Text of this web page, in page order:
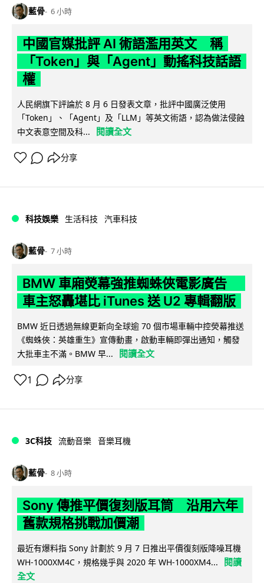
藍骨 6 小時
中國官媒批評 AI 術語濫用英文 稱
「Token」與「Agent」動搖科技話語
權
人民網旗下評論於 8 月 6 日發表文章，批評中國廣泛使用
「Token」、「Agent」及「LLM」等英文術語，認為做法侵蝕
中文表意空間及科...
閱讀全文
分享
科技娛樂 生活科技 汽車科技
藍骨 7 小時
BMW 車廂熒幕強推蜘蛛俠電影廣告
車主怒轟堪比 iTunes 送 U2 專輯翻版
BMW 近日透過無線更新向全球逾 70 個市場車輛中控熒幕推送
《蜘蛛俠：英雄重生》宣傳動畫，啟動車輛即彈出通知，觸發
大批車主不滿。BMW 早...
閱讀全文
1 分享
3C科技 流動音樂 音樂耳機
藍骨 8 小時
Sony 傳推平價復刻版耳筒 沿用六年
舊款規格挑戰加價潮
最近有爆料指 Sony 計劃於 9 月 7 日推出平價復刻版降噪耳機
WH-1000XM4C，規格幾乎與 2020 年 WH-1000XM4...
閱讀
全文